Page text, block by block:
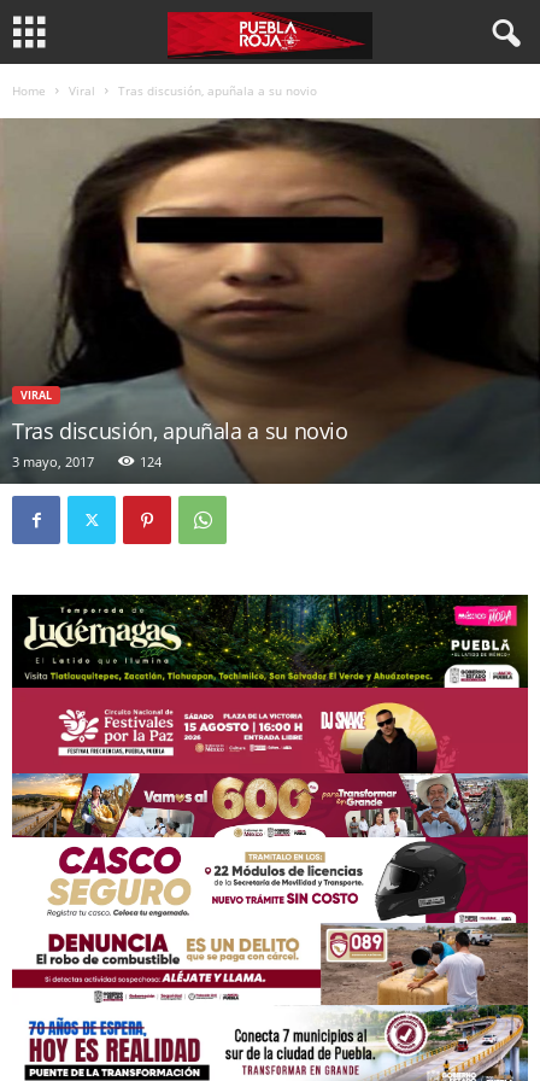
Home Viral Tras discusión, apuñala a su novio
VIRAL
Tras discusión, apuñala a su novio
3 mayo, 2017 124